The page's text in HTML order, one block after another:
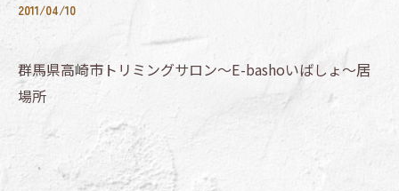
2011/04/10
群馬県高崎市トリミングサロン～E-bashoいばしょ～居
場所